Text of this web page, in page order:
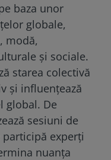
baza unor
globale,
modă,
și sociale.
starea colectivă
și influențează
global. De
sesiuni de
experți
nuanța